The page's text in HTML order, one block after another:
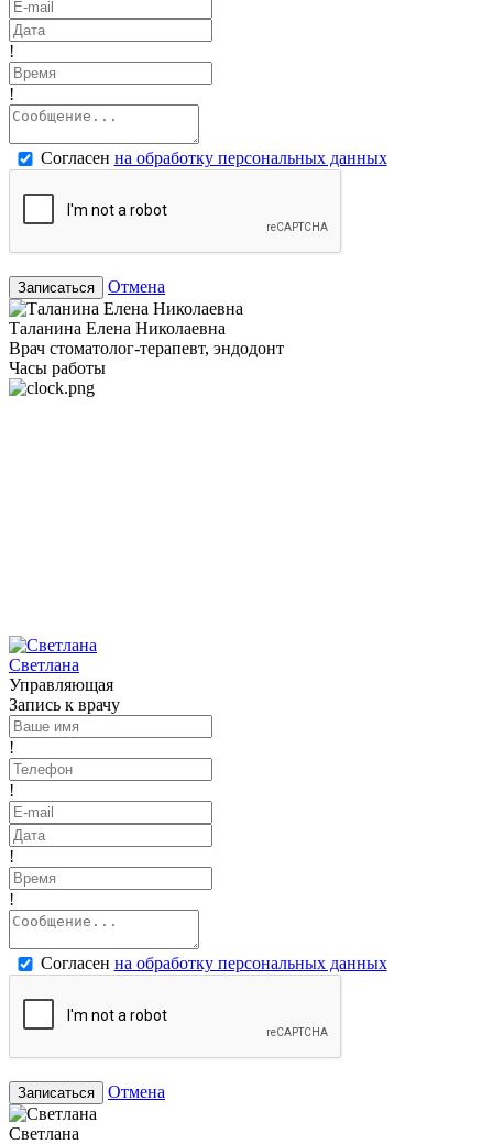
!
!
Согласен на обработку персональных данных
Записаться Отмена
Таланина Елена Николаевна
Врач стоматолог-терапевт, эндодонт
Часы работы
Светлана
Управляющая
Запись к врачу
!
!
!
!
Согласен на обработку персональных данных
Записаться Отмена
Светлана